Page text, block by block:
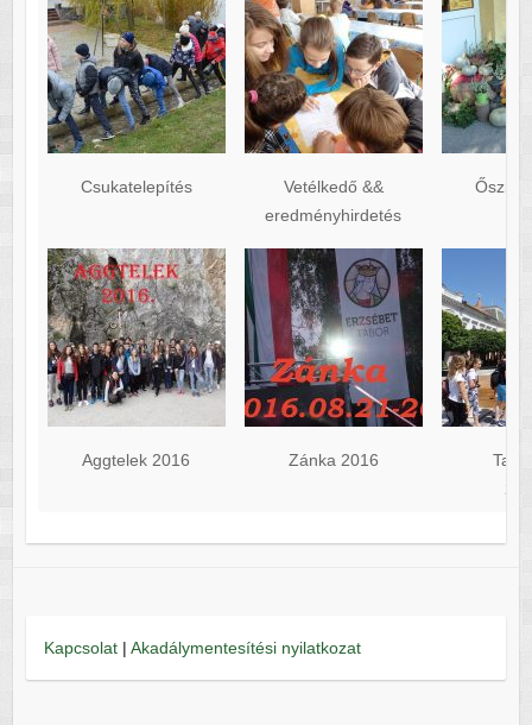
Csukatelepítés
Vetélkedő &&
eredményhirdetés
Őszi
Aggtelek 2016 Zánka 2016
Tata
2.
Kapcsolat| Akadálymentesítési nyilatkozat